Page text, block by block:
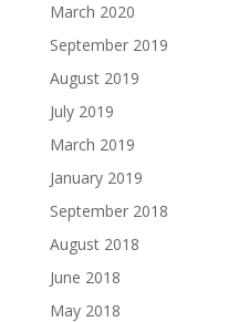
March 2020
September 2019
August 2019
July 2019
March 2019
January 2019
September 2018
August 2018
June 2018
May 2018